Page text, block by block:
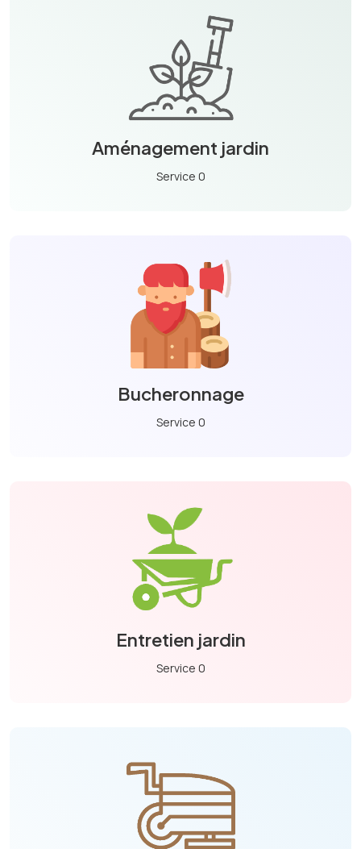
Aménagement jardin
Service 0
Bucheronnage
Service 0
Entretien jardin
Service 0